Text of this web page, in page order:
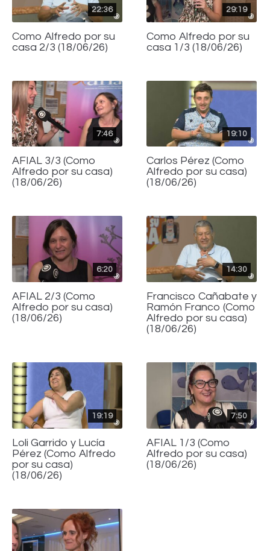
22:36
Como Alfredo por su
casa 2/3 (18/06/26)
29:19
Como Alfredo por su
casa 1/3 (18/06/26)
7:46
AFIAL 3/3 (Como
Alfredo por su casa)
(18/06/26)
19:10
Carlos Pérez (Como
Alfredo por su casa)
(18/06/26)
6:20
AFIAL 2/3 (Como
Alfredo por su casa)
(18/06/26)
14:30
Francisco Cañabate y
Ramón Franco (Como
Alfredo por su casa)
(18/06/26)
19:19
Loli Garrido y Lucía
Pérez (Como Alfredo
por su casa)
(18/06/26)
7:50
AFIAL 1/3 (Como
Alfredo por su casa)
(18/06/26)